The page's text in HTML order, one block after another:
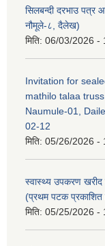
सिलबन्दी दरभाउ पत्र
नौमूले-८, दैलेख)
मिति: 06/03/2026 -
Invitation for
mathilo talaa
Naumule-01,
02-12
मिति: 05/26/2026 -
स्वास्थ्य उपकरण खरीद
(प्रथम पटक
मिति: 05/25/2026 -